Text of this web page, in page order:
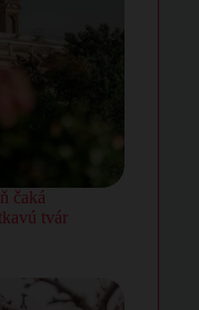
čaká
tvár